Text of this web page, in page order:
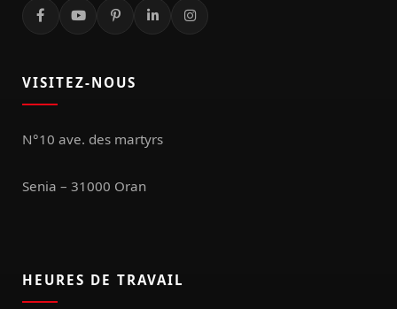
VISITEZ-NOUS
N°10 ave. des martyrs
Senia – 31000 Oran
HEURES DE TRAVAIL